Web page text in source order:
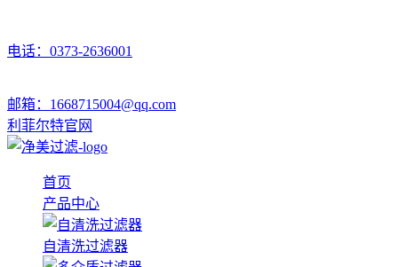
电话：0373-2636001
邮箱：1668715004@qq.com
利菲尔特官网
首页
产品中心
自清洗过滤器